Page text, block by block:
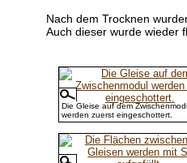
Nach dem Trocknen
Auch dieser wurde wieder
Die Gleise auf dem
werden zuerst eingeschottert.